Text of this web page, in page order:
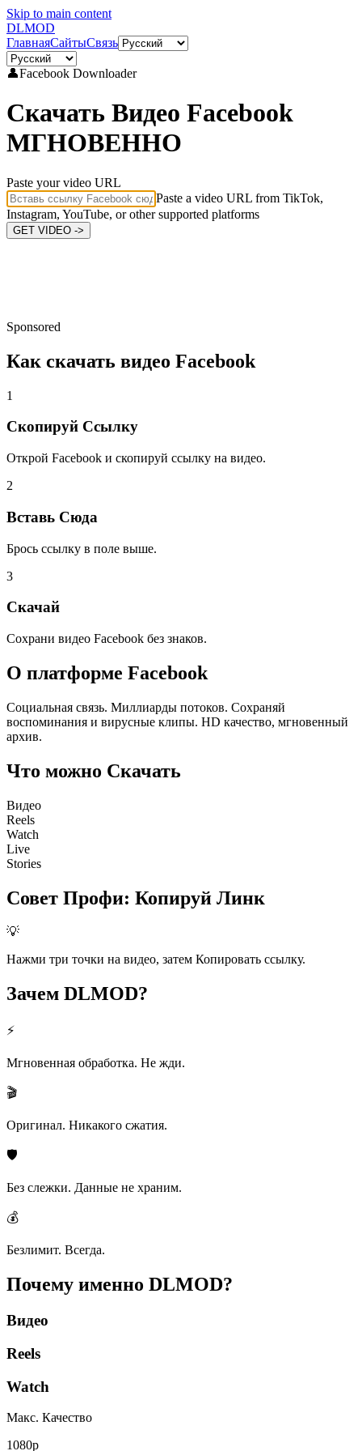
Skip to main content
DLMOD
ГлавнаяСайтыСвязь
👤Facebook Downloader
Скачать Видео Facebook
МГНОВЕННО
Paste your video URL
Paste a video URL from TikTok,
Instagram, YouTube, or other supported platforms
GET VIDEO ->
Sponsored
Как скачать видео Facebook
1
Скопируй Ссылку
Открой Facebook и скопируй ссылку на видео.
2
Вставь Сюда
Брось ссылку в поле выше.
3
Скачай
Сохрани видео Facebook без знаков.
О платформе Facebook
Социальная связь. Миллиарды потоков. Сохраняй
воспоминания и вирусные клипы. HD качество, мгновенный
архив.
Что можно Скачать
Видео
Reels
Watch
Live
Stories
Совет Профи: Копируй Линк
💡
Нажми три точки на видео, затем Копировать ссылку.
Зачем DLMOD?
⚡
Мгновенная обработка. Не жди.
🎬
Оригинал. Никакого сжатия.
🛡️
Без слежки. Данные не храним.
💰
Безлимит. Всегда.
Почему именно DLMOD?
Видео
Reels
Watch
Макс. Качество
1080p